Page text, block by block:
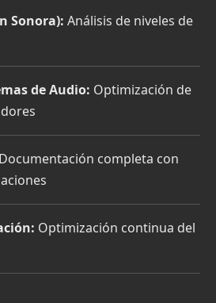
Sonora): Análisis de niveles de
de Audio: Optimización de
Documentación completa con
Optimización continua del